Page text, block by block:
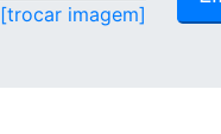
[trocar imagem]